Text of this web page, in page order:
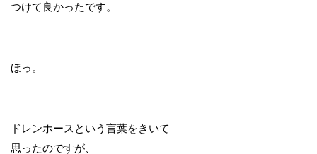
つけて良かったです。
ほっ。
ドレンホースという言葉をきいて
思ったのですが、